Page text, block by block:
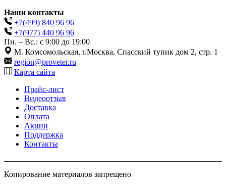
Наши контакты
+7(499) 840 96 96
+7(977) 440 96 96
Пн. – Вс.: с 9:00 до 19:00
М. Комсомольская, г.Москва, Спасский тупик дом 2, стр. 1
region@proveter.ru
Карта сайта
Прайс-лист
Видеоотзыв
Доставка
Оплата
Акции
Поддержка
Контакты
Копирование материалов запрещено